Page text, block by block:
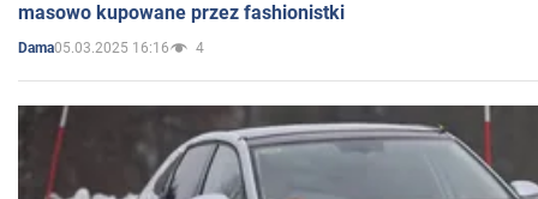
masowo kupowane przez fashionistki
Dama05.03.2025 16:16 4